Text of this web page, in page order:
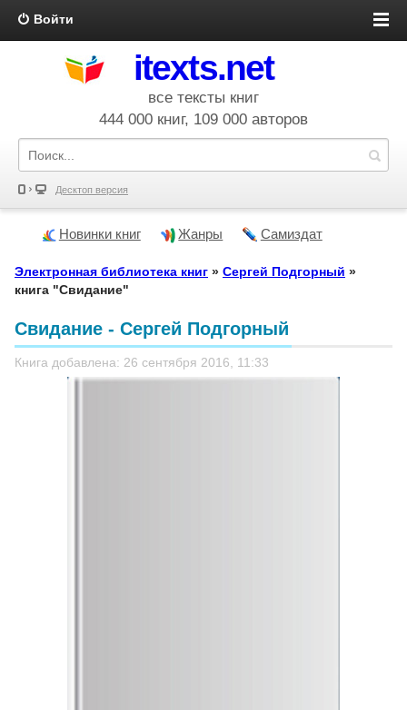
Войти
itexts.net
все тексты книг
444 000 книг, 109 000 авторов
Десктоп версия
Новинки книг Жанры Самиздат
Электронная библиотека книг » Сергей Подгорный »
книга "Свидание"
Свидание - Сергей Подгорный
Книга добавлена: 26 сентября 2016, 11:33